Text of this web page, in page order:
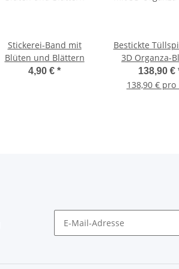
Stickerei-Band mit
Blüten und Blättern
4,90 € *
Bestickte
3D Organza-
138,90 €
138,90 € pro